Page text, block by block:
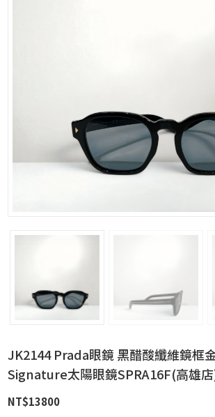
JK2144 Prada眼鏡 黑醋酸纖維鏡框
Signature太陽眼鏡SPRA16F(高雄
NT$13800